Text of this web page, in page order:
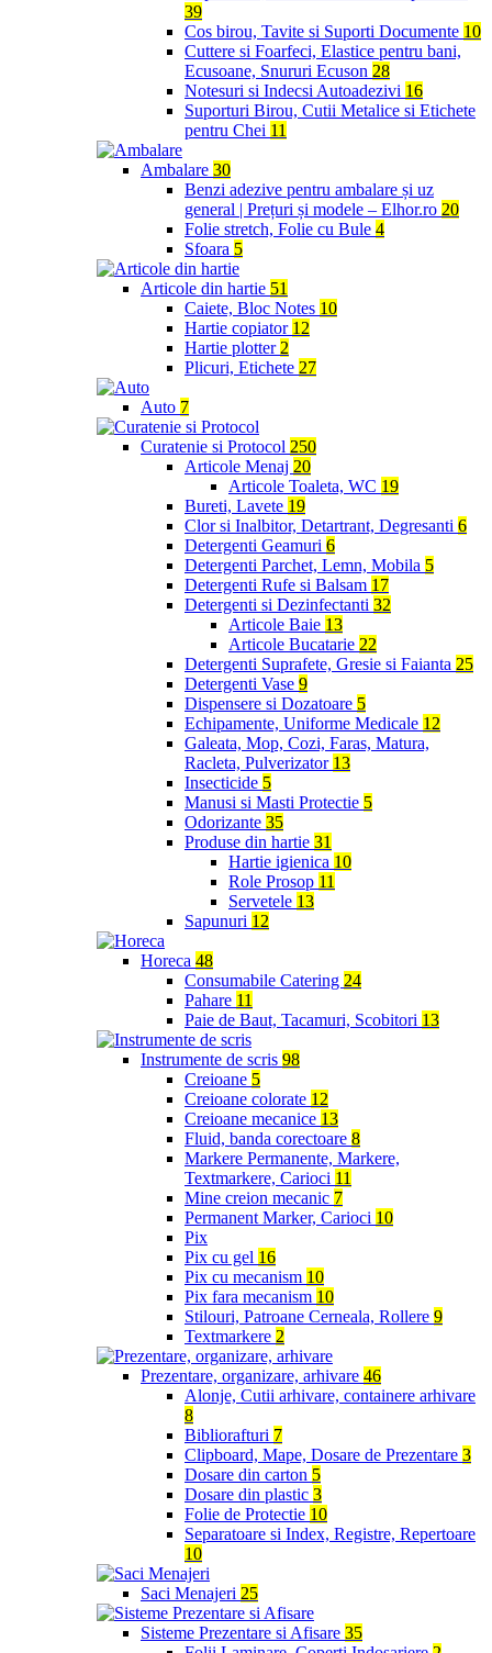
39
Cos birou, Tavite si Suporti Documente 10
Cuttere si Foarfeci, Elastice pentru bani,
Ecusoane, Snururi Ecuson 28
Notesuri si Indecsi Autoadezivi 16
Suporturi Birou, Cutii Metalice si Etichete
pentru Chei 11
Ambalare 30
Benzi adezive pentru ambalare și uz
general | Prețuri și modele – Elhor.ro 20
Folie stretch, Folie cu Bule 4
Sfoara 5
Articole din hartie 51
Caiete, Bloc Notes 10
Hartie copiator 12
Hartie plotter 2
Plicuri, Etichete 27
Auto 7
Curatenie si Protocol 250
Articole Menaj 20
Articole Toaleta, WC 19
Bureti, Lavete 19
Clor si Inalbitor, Detartrant, Degresanti 6
Detergenti Geamuri 6
Detergenti Parchet, Lemn, Mobila 5
Detergenti Rufe si Balsam 17
Detergenti si Dezinfectanti 32
Articole Baie 13
Articole Bucatarie 22
Detergenti Suprafete, Gresie si Faianta 25
Detergenti Vase 9
Dispensere si Dozatoare 5
Echipamente, Uniforme Medicale 12
Galeata, Mop, Cozi, Faras, Matura,
Racleta, Pulverizator 13
Insecticide 5
Manusi si Masti Protectie 5
Odorizante 35
Produse din hartie 31
Hartie igienica 10
Role Prosop 11
Servetele 13
Sapunuri 12
Horeca 48
Consumabile Catering 24
Pahare 11
Paie de Baut, Tacamuri, Scobitori 13
Instrumente de scris 98
Creioane 5
Creioane colorate 12
Creioane mecanice 13
Fluid, banda corectoare 8
Markere Permanente, Markere,
Textmarkere, Carioci 11
Mine creion mecanic 7
Permanent Marker, Carioci 10
Pix
Pix cu gel 16
Pix cu mecanism 10
Pix fara mecanism 10
Stilouri, Patroane Cerneala, Rollere 9
Textmarkere 2
Prezentare, organizare, arhivare 46
Alonje, Cutii arhivare, containere arhivare
8
Bibliorafturi 7
Clipboard, Mape, Dosare de Prezentare 3
Dosare din carton 5
Dosare din plastic 3
Folie de Protectie 10
Separatoare si Index, Registre, Repertoare
10
Saci Menajeri 25
Sisteme Prezentare si Afisare 35